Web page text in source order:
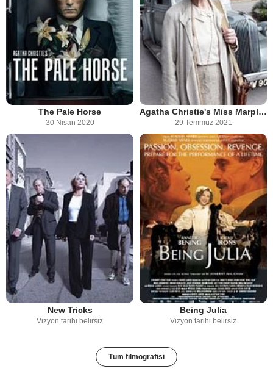
The Pale Horse
30 Nisan 2020
Agatha Christie's Miss Marple (2004)
29 Temmuz 2021
New Tricks
Vizyon tarihi belirsiz
Being Julia
Vizyon tarihi belirsiz
Tüm filmografisi